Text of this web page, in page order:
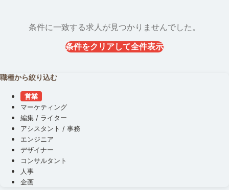
条件に一致する求人が見つかりませんでした。
条件をクリアして全件表示
職種から絞り込む
営業
マーケティング
編集 / ライター
アシスタント / 事務
エンジニア
デザイナー
コンサルタント
人事
企画